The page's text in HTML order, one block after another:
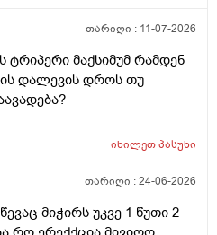
თარიღი : 11-07-2026
ტრიპერი მაქსიმუმ რამდენ
დალევის დროს თუ
იხილეთპასუხი
თარიღი :24-06-2026
მიჭირს უკვე 1 წუთი 2